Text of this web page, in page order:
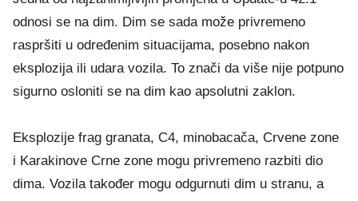
odnosi se na dim. Dim se sada može privremeno
raspršiti u određenim situacijama, posebno nakon
eksplozija ili udara vozila. To znači da više nije potpuno
sigurno osloniti se na dim kao apsolutni zaklon.
Eksplozije frag granata, C4, minobacača, Crvene zone
i Karakinove Crne zone mogu privremeno razbiti dio
dima. Vozila također mogu odgurnuti dim u stranu, a